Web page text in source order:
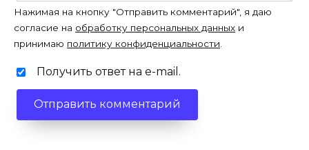
Нажимая на кнопку "Отправить комментарий", я даю
согласие на обработку персональных данных и
принимаю политику конфиденциальности
Получить ответ на e-mail.